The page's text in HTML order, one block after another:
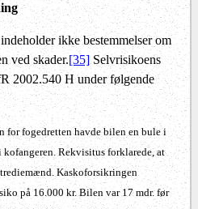
ikke bestemmelser om
ved skader.[35]Selvrisikoens
2002.540 H under følgende
for fogedretten havde bilen en bule i
Rekvisitus forklarede, at
Kaskoforsikringen
på 16.000 kr. Bilen var 17 mdr. før